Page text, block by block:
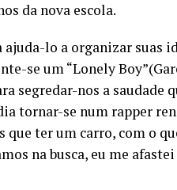
da nova escola.
lo a organizar suas
se um “Lonely
segredar-nos a saudade
tornar-se num rapper
que ter um carro, com o
na busca, eu me